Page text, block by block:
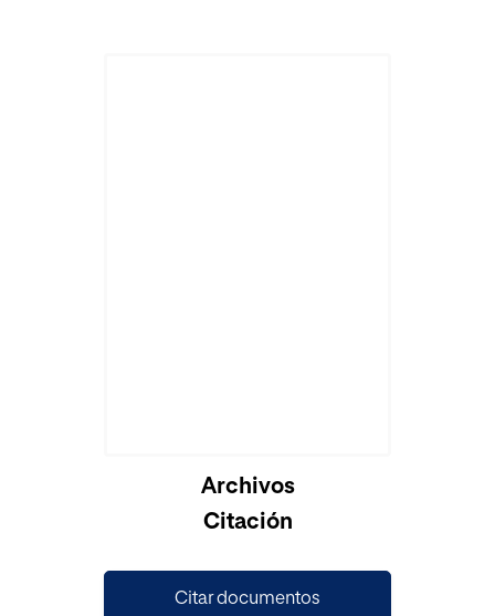
Archivos
Citación
Citar documentos